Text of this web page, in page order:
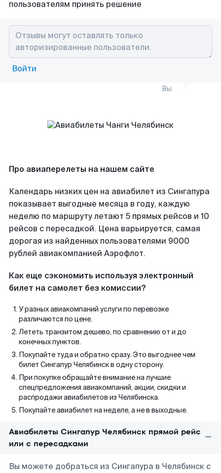
пользователям принять решение
Войти
Вы
Про авиаперелеты на нашем сайте
Календарь низких цен на авиабилет из Сингапура
показывает выгодные месяца в году, каждую
неделю по маршруту летают 5 прямых рейсов и 10
рейсов с пересадкой. Цена варьируется, самая
дорогая из найденных пользователями 9000
рублей авиакомпанией Аэрофлот.
Как еще сэкономить используя электронный
билет на самолет без комиссии?
У разных авиакомпаний услуги по перевозке
различаются по цене.
Лететь транзитом дешево, по сравнению от и до
конечных пунктов.
Покупайте туда и обратно сразу. Это выгоднее чем
билет Сингапур Челябинск в одну сторону.
При покупке обращайте внимание на лучшие
спецпредложения авиакомпаний, акции, скидки и
распродажи авиабилетов из Челябинска.
Покупайте авиабилет на неделе, а не в выходные.
Авиабилеты Сингапур Челябинск прямой рейс
или с пересадками
Вы можете добраться из Сингапура в Челябинск с